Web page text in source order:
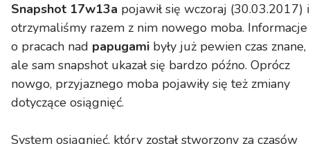
Snapshot 17w13a pojawił się wczoraj (30.03.2017) i
otrzymaliśmy razem z nim nowego moba. Informacje
o pracach nad papugami były już pewien czas znane,
ale sam snapshot ukazał się bardzo późno. Oprócz
nowgo, przyjaznego moba pojawiły się też zmiany
dotyczące osiągnięć.
System osiągnięć, który został stworzony za czasów